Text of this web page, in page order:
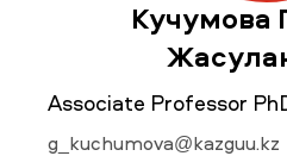
MNU тынысы
ЖАҢАЛЫҚТАР БАҚ БІЗ ТУРАЛЫ ЖҰМЫС
Кучумова
Associate Professor
g_kuchumova@kazguu.kz